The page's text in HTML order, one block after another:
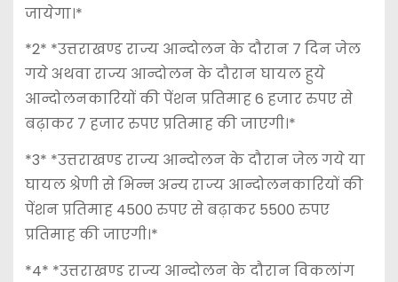
जायेगा।*
*2* *उत्तराखण्ड राज्य आन्दोलन के दौरान 7 दिन जेल
गये अथवा राज्य आन्दोलन के दौरान घायल हुये
आन्दोलनकारियों की पेंशन प्रतिमाह 6 हजार रुपए से
बढ़ाकर 7 हजार रुपए प्रतिमाह की जाएगी।*
*3* *उत्तराखण्ड राज्य आन्दोलन के दौरान जेल गये या
घायल श्रेणी से भिन्न अन्य राज्य आन्दोलनकारियों की
पेंशन प्रतिमाह 4500 रुपए से बढ़ाकर 5500 रुपए
प्रतिमाह की जाएगी।*
*4* *उत्तराखण्ड राज्य आन्दोलन के दौरान विकलांग